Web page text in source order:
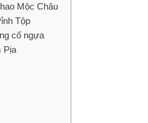
Mộc Châu
Tộp
cố ngựa
Pịa